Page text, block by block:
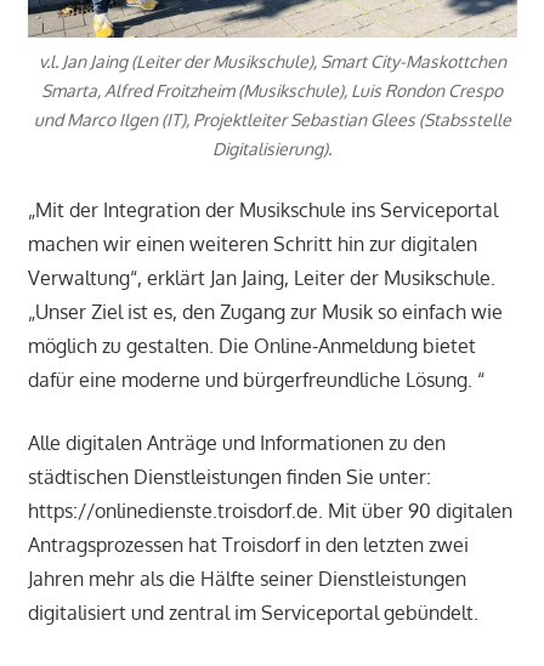
v.l. Jan Jaing (Leiter der Musikschule), Smart City-Maskottchen
Smarta, Alfred Froitzheim (Musikschule), Luis Rondon Crespo
und Marco Ilgen (IT), Projektleiter Sebastian Glees (Stabsstelle
Digitalisierung).
„Mit der Integration der Musikschule ins Serviceportal
machen wir einen weiteren Schritt hin zur digitalen
Verwaltung“, erklärt Jan Jaing, Leiter der Musikschule.
„Unser Ziel ist es, den Zugang zur Musik so einfach wie
möglich zu gestalten. Die Online-Anmeldung bietet
dafür eine moderne und bürgerfreundliche Lösung. “
Alle digitalen Anträge und Informationen zu den
städtischen Dienstleistungen finden Sie unter:
https://onlinedienste.troisdorf.de. Mit über 90 digitalen
Antragsprozessen hat Troisdorf in den letzten zwei
Jahren mehr als die Hälfte seiner Dienstleistungen
digitalisiert und zentral im Serviceportal gebündelt.